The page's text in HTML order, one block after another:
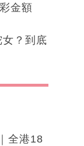
金額
？到底
全港18